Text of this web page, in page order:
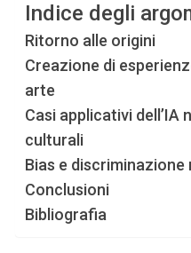
Indice degli
Ritorno alle origini
Creazione di
arte
Casi applicativi dell’IA
culturali
Bias e discriminazione
Conclusioni
Bibliografia